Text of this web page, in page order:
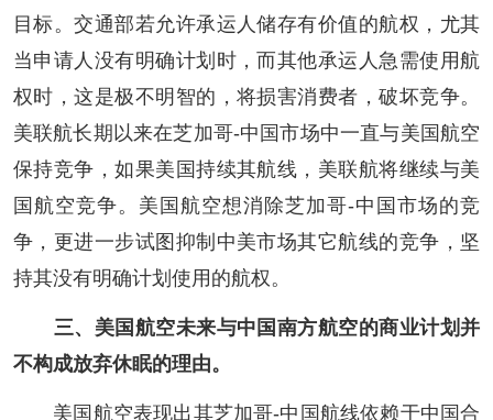
目标。交通部若允许承运人储存有价值的航权，尤其
当申请人没有明确计划时，而其他承运人急需使用航
权时，这是极不明智的，将损害消费者，破坏竞争。
美联航长期以来在芝加哥-中国市场中一直与美国航空
保持竞争，如果美国持续其航线，美联航将继续与美
国航空竞争。美国航空想消除芝加哥-中国市场的竞
争，更进一步试图抑制中美市场其它航线的竞争，坚
持其没有明确计划使用的航权。
三、美国航空未来与中国南方航空的商业计划并
不构成放弃休眠的理由。
美国航空表现出其芝加哥-中国航线依赖于中国合